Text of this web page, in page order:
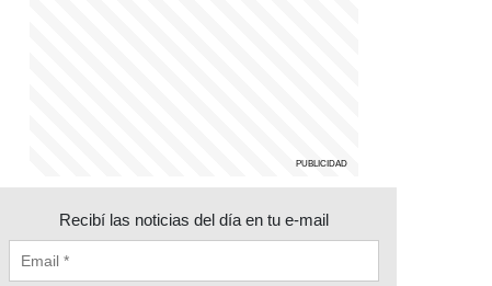
Recibí las noticias del día en tu e-mail